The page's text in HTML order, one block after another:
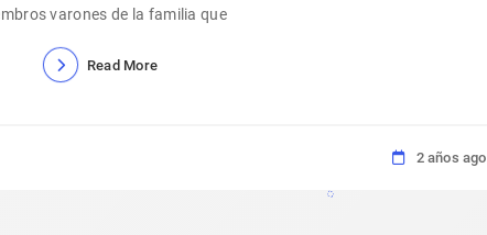
varones de la familia que
Read More
2 años ago